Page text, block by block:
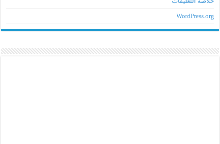
WordPress.org